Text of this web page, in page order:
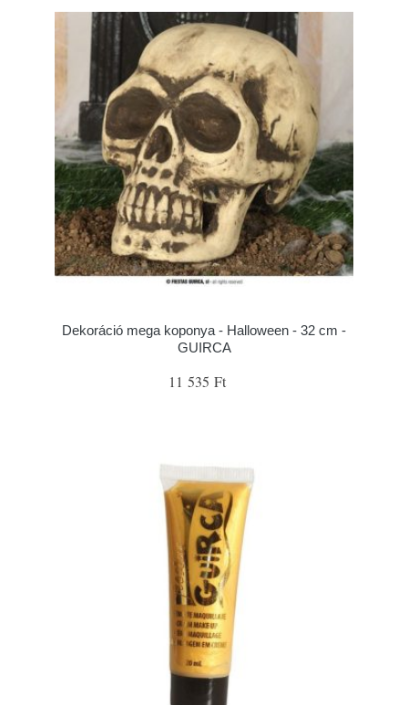
Dekoráció mega koponya - Halloween - 32 cm -
GUIRCA
11 535 Ft